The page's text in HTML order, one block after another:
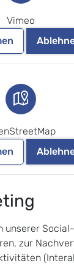
Vimeo
unserer
zur